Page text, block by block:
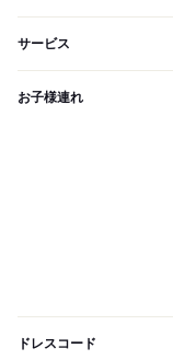
サービス
お子様連れ
ドレスコード